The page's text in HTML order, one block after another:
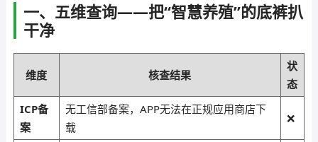
一、五维查询——把“智慧养殖”的底裤扒
干净
维度 核查结果
状
态
ICP备
案
无工信部备案，APP无法在正规应用商店下
载
❌